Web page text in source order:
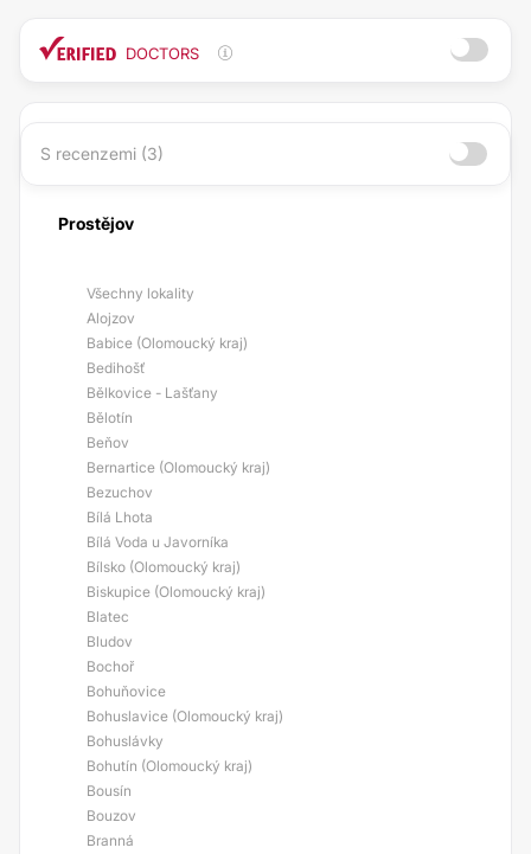
DOCTORS
S recenzemi (3)
Prostějov
Všechny lokality
Alojzov
Babice (Olomoucký kraj)
Bedihošť
Bělkovice - Lašťany
Bělotín
Beňov
Bernartice (Olomoucký kraj)
Bezuchov
Bílá Lhota
Bílá Voda u Javorníka
Bílsko (Olomoucký kraj)
Biskupice (Olomoucký kraj)
Blatec
Bludov
Bochoř
Bohuňovice
Bohuslavice (Olomoucký kraj)
Bohuslávky
Bohutín (Olomoucký kraj)
Bousín
Bouzov
Branná